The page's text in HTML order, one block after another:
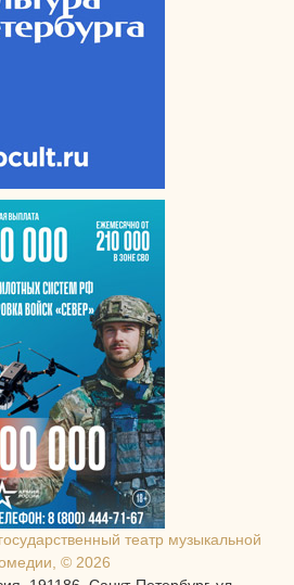
театр музыкальной
© 2026